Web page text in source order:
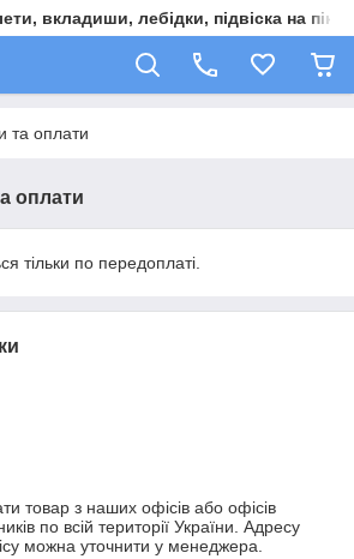
вкладиши, лебідки, підвіска на пікап
та оплати
оплати
тільки по передоплаті.
товар з наших офісів або офісів
по всій території України. Адресу
можна уточнити у менеджера.